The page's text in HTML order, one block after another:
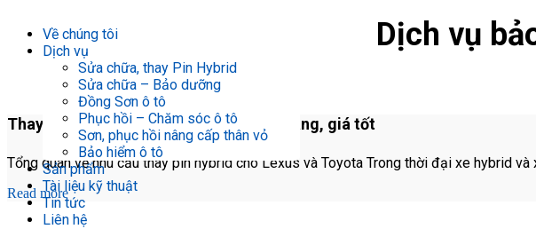
Về chúng tôi
Dịch vụ
Sửa chữa, thay Pin Hybrid
Sửa chữa – Bảo dưỡng
Đồng Sơn ô tô
Phục hồi – Chăm sóc ô tô
Sơn, phục hồi nâng cấp thân vỏ
Bảo hiểm ô tô
Sản phẩm
Tài liệu kỹ thuật
Tin tức
Liên hệ
Dịch vụ
Thay pin Hybrid Lexus – Toyota chính hãng, giá tốt
Tổng quan về nhu cầu thay pin hybrid cho Lexus và Toyota Trong thời đại xe hybrid
Read more